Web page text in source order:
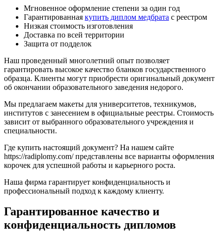
Мгновенное оформление степени за один год
Гарантированная купить диплом медбрата с реестром
Низкая стоимость изготовления
Доставка по всей территории
Защита от подделок
Наш проведенный многолетний опыт позволяет
гарантировать высокое качество бланков государственного
образца. Клиенты могут приобрести оригинальный документ
об окончании образовательного заведения недорого.
Мы предлагаем макеты для университетов, техникумов,
институтов с занесением в официальные реестры. Стоимость
зависит от выбранного образовательного учреждения и
специальности.
Где купить настоящий документ? На нашем сайте
https://radiplomy.com/ представлены все варианты оформления
корочек для успешной работы и карьерного роста.
Наша фирма гарантирует конфиденциальность и
профессиональный подход к каждому клиенту.
Гарантированное качество и
конфиденциальность дипломов